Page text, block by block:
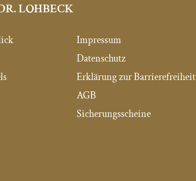
LOHBECK
Impressum
Datenschutz
Erklärung zur Barrierefreiheit
AGB
Sicherungsscheine